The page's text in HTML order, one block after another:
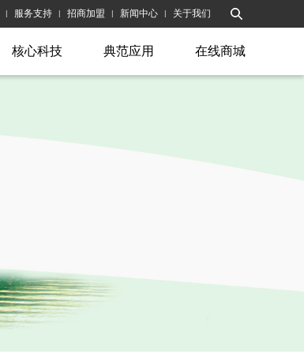
| 服务支持 | 招商加盟 | 新闻中心 | 关于我们
核心科技 典范应用 在线商城